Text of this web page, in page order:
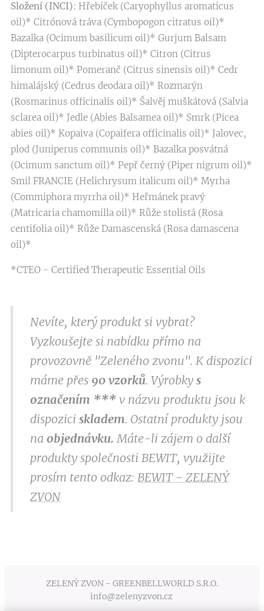
Složení (INCI): Hřebíček (Caryophyllus aromaticus
oil)* Citrónová tráva (Cymbopogon citratus oil)*
Bazalka (Ocimum basilicum oil)* Gurjum Balsam
(Dipterocarpus turbinatus oil)* Citron (Citrus
limonum oil)* Pomeranč (Citrus sinensis oil)* Cedr
himalájský (Cedrus deodara oil)* Rozmarýn
(Rosmarinus officinalis oil)* Šalvěj muškátová (Salvia
sclarea oil)* Jedle (Abies Balsamea oil)* Smrk (Picea
abies oil)* Kopaiva (Copaifera officinalis oil)* Jalovec,
plod (Juniperus communis oil)* Bazalka posvátná
(Ocimum sanctum oil)* Pepř černý (Piper nigrum oil)*
Smil FRANCIE (Helichrysum italicum oil)* Myrha
(Commiphora myrrha oil)* Heřmánek pravý
(Matricaria chamomilla oil)* Růže stolistá (Rosa
centifolia oil)* Růže Damascenská (Rosa damascena
oil)*
*CTEO - Certified Therapeutic Essential Oils
Nevíte, který produkt si vybrat?
Vyzkoušejte si nabídku přímo na
provozovně "Zeleného zvonu". K dispozici
máme přes 90 vzorků. Výrobky s
označením *** v názvu produktu jsou k
dispozici skladem. Ostatní produkty jsou
na objednávku. Máte-li zájem o další
produkty společnosti BEWIT, využijte
prosím tento odkaz: BEWIT - ZELENÝ
ZVON
ZELENÝ ZVON - GREENBELLWORLD S.R.O.
info@zelenyzvon.cz